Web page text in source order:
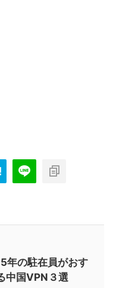
年の駐在員がおす
中国VPN３選